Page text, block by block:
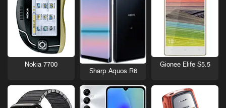
Gionee Elife S5.5
Sharp Aquos R6
Nokia 7700